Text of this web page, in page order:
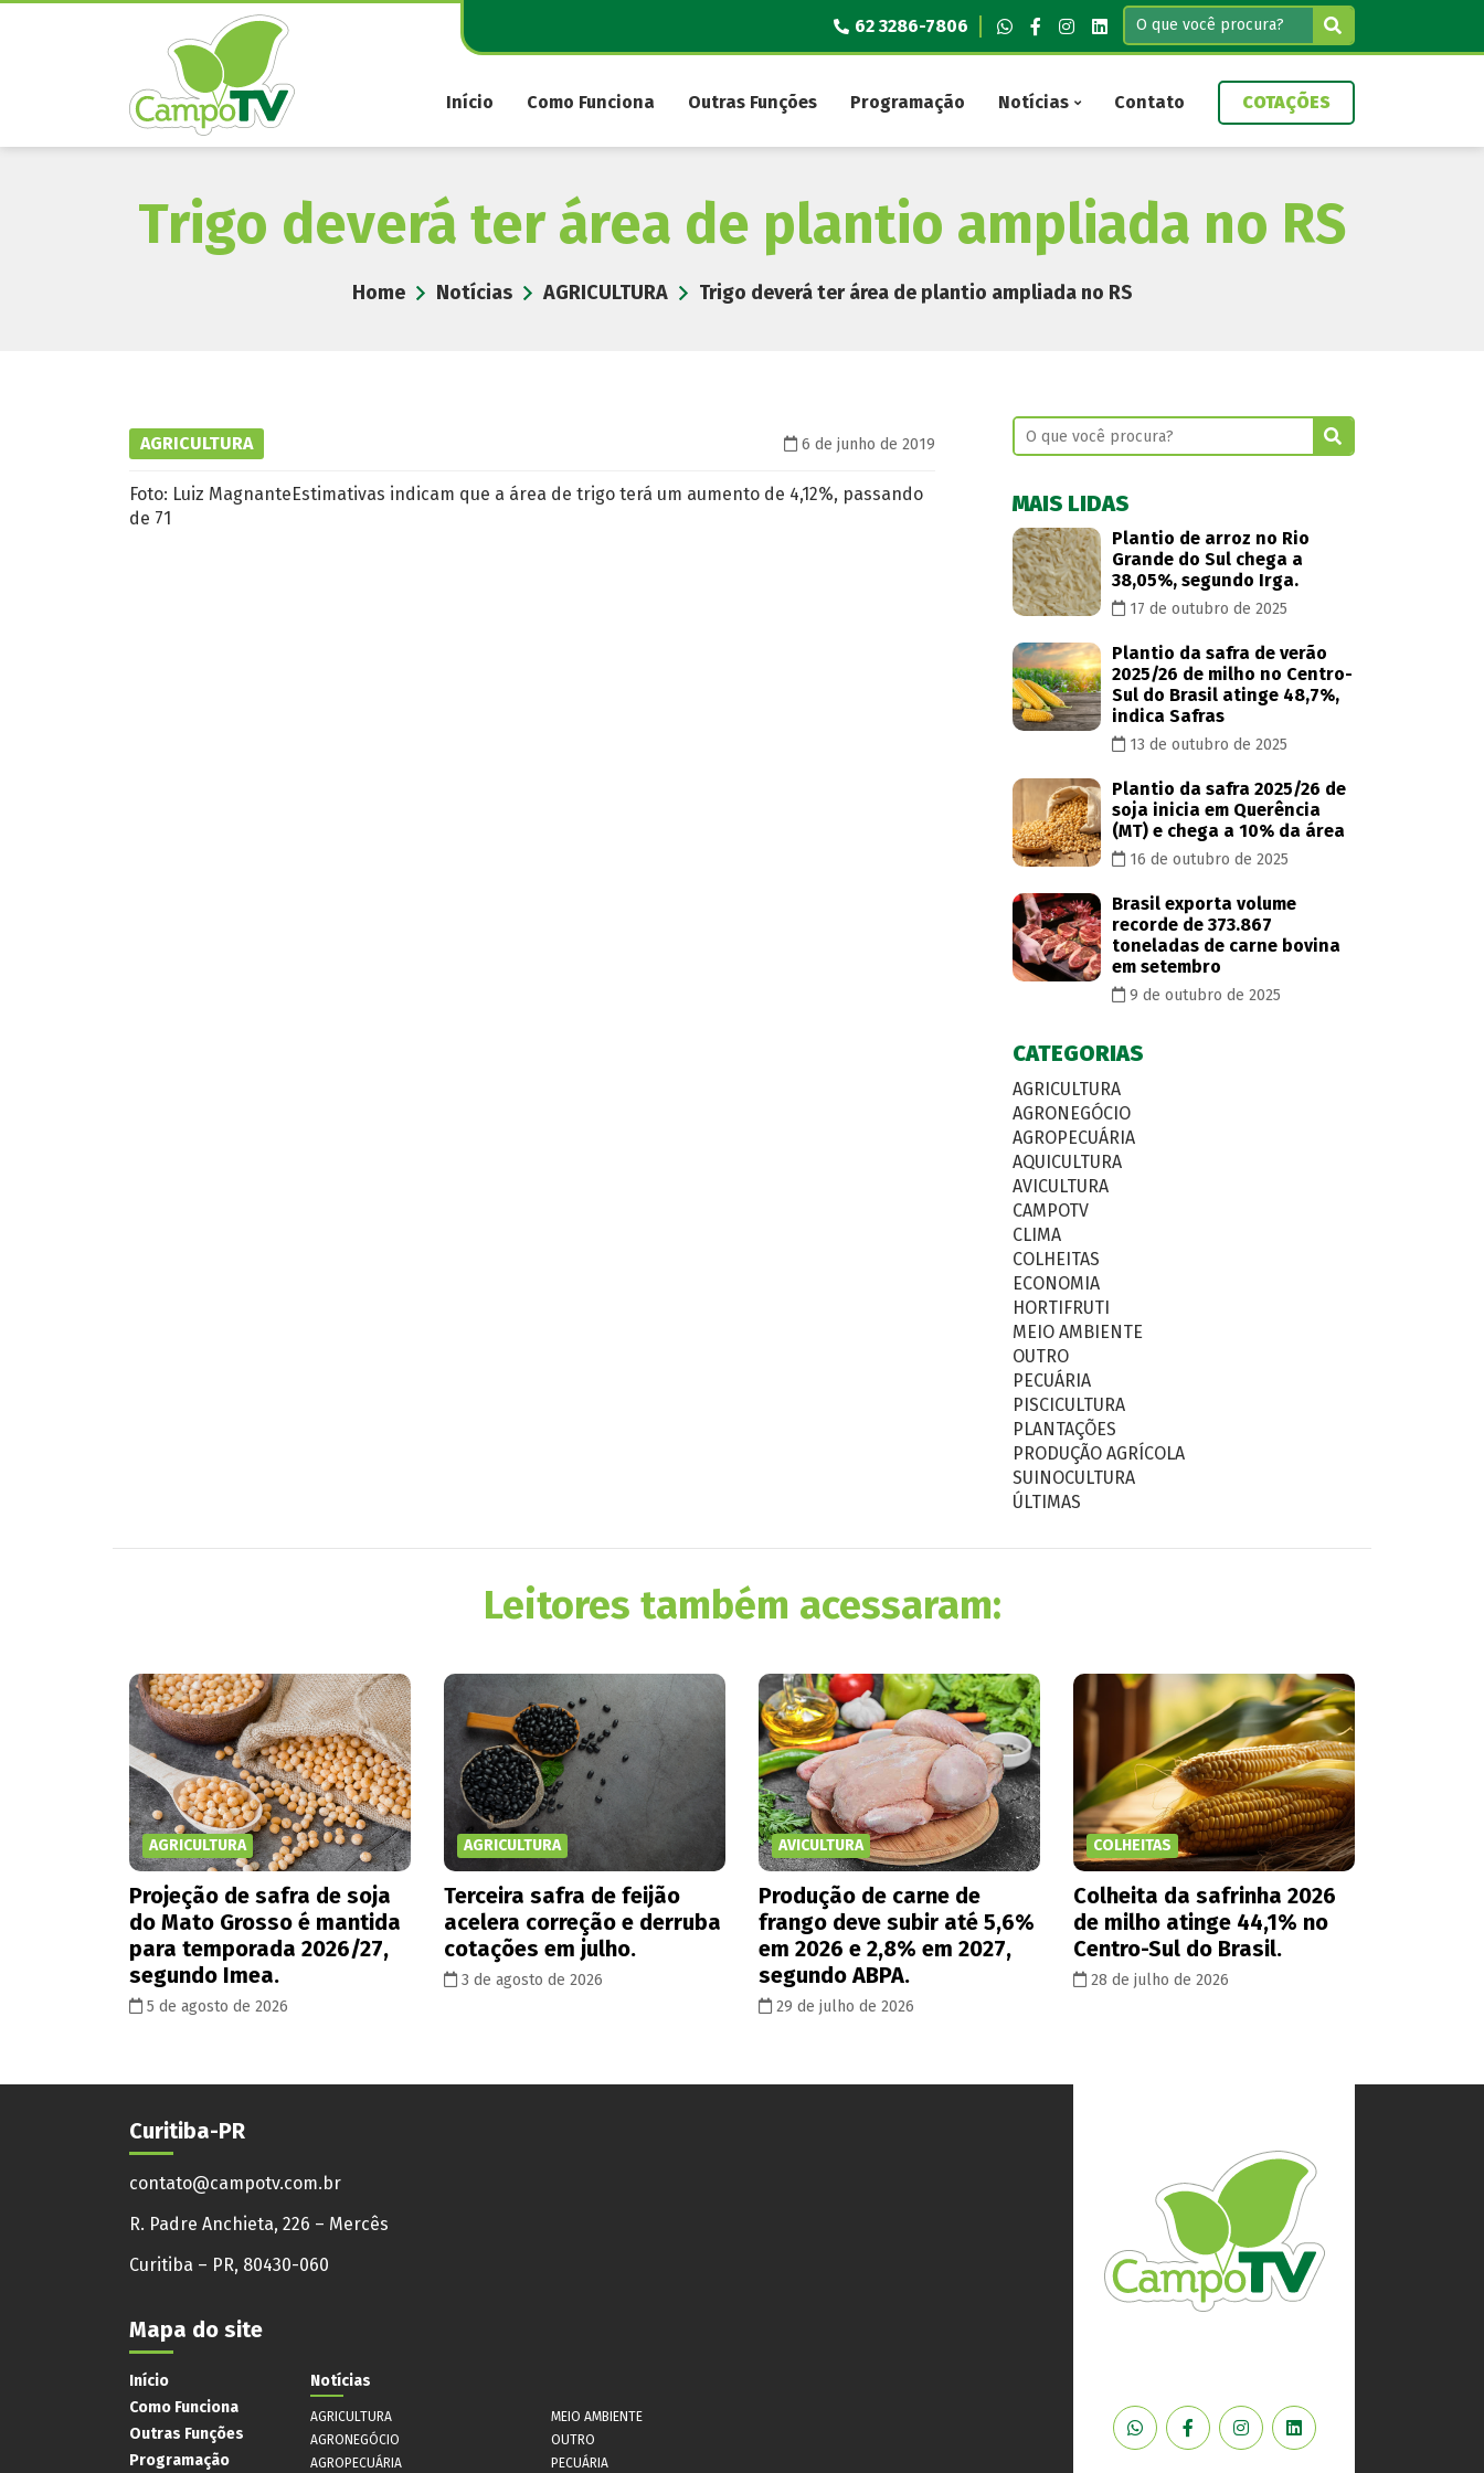
Pular
62 3286-7806
Início Como Funciona Outras Funções Programação Notícias Contato COTAÇÕES
Trigo deverá ter área de plantio ampliada no RS
Home Notícias AGRICULTURA Trigo deverá ter área de plantio ampliada no RS
AGRICULTURA 6 de junho de 2019
Foto: Luiz MagnanteEstimativas indicam que a área de trigo terá um aumento de 4,12%, passando
de 71
MAIS LIDAS
Plantio de arroz no Rio
Grande do Sul chega a
38,05%, segundo Irga.
17 de outubro de 2025
Plantio da safra de verão
2025/26 de milho no Centro-
Sul do Brasil atinge 48,7%,
indica Safras
13 de outubro de 2025
Plantio da safra 2025/26 de
soja inicia em Querência
(MT) e chega a 10% da área
16 de outubro de 2025
Brasil exporta volume
recorde de 373.867
toneladas de carne bovina
em setembro
9 de outubro de 2025
CATEGORIAS
AGRICULTURA
AGRONEGÓCIO
AGROPECUÁRIA
AQUICULTURA
AVICULTURA
CAMPOTV
CLIMA
COLHEITAS
ECONOMIA
HORTIFRUTI
MEIO AMBIENTE
OUTRO
PECUÁRIA
PISCICULTURA
PLANTAÇÕES
PRODUÇÃO AGRÍCOLA
SUINOCULTURA
ÚLTIMAS
Leitores também acessaram:
AGRICULTURA
Projeção de safra de soja
do Mato Grosso é mantida
para temporada 2026/27,
segundo Imea.
5 de agosto de 2026
AGRICULTURA
Terceira safra de feijão
acelera correção e derruba
cotações em julho.
3 de agosto de 2026
AVICULTURA
Produção de carne de
frango deve subir até 5,6%
em 2026 e 2,8% em 2027,
segundo ABPA.
29 de julho de 2026
COLHEITAS
Colheita da safrinha 2026
de milho atinge 44,1% no
Centro-Sul do Brasil.
28 de julho de 2026
Curitiba-PR
contato@campotv.com.br
R. Padre Anchieta, 226 – Mercês
Curitiba – PR, 80430-060
Mapa do site
Início
Como Funciona
Outras Funções
Programação
Notícias
AGRICULTURA
AGRONEGÓCIO
AGROPECUÁRIA
MEIO AMBIENTE
OUTRO
PECUÁRIA